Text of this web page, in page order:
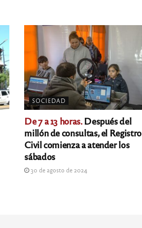
SOCIEDAD
De 7 a 13 horas.Después del
millón de consultas, el Registro
Civil comienza a atender los
sábados
30 de agosto de 2024